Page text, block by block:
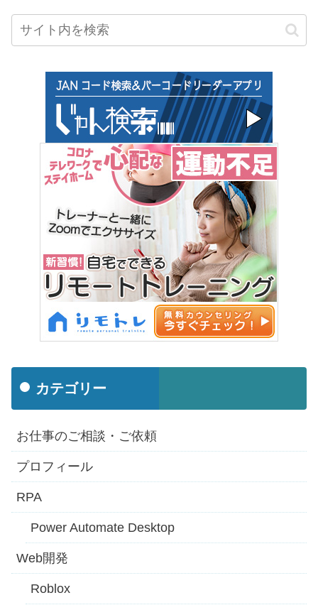
カテゴリー
お仕事のご相談・ご依頼
プロフィール
RPA
Power Automate Desktop
Web開発
Roblox